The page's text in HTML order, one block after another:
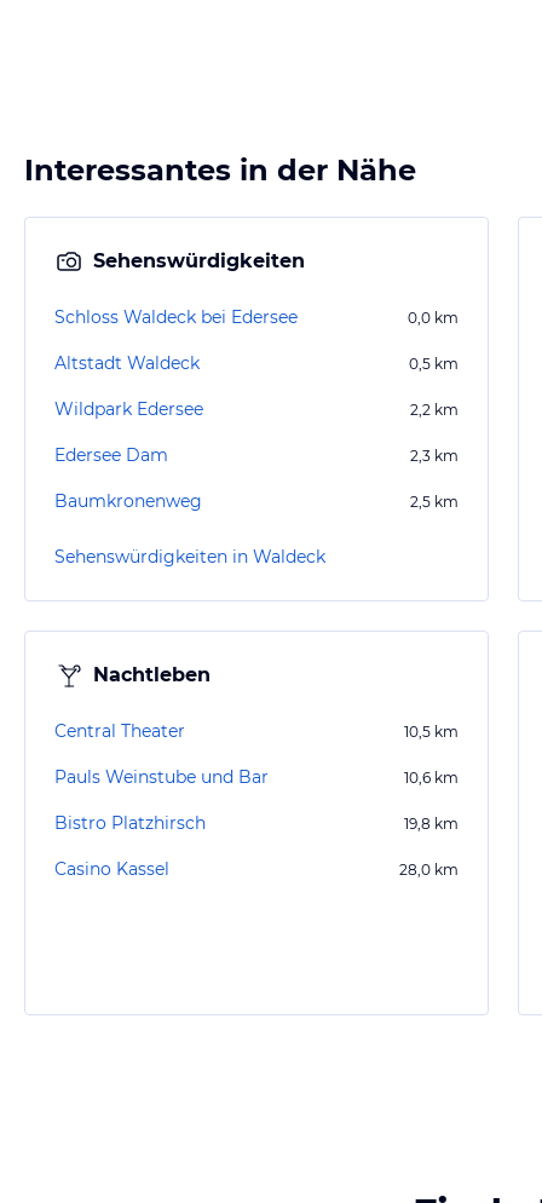
Interessantes in der Nähe
Sehenswürdigkeiten
Schloss Waldeck bei Edersee 0,0 km
Altstadt Waldeck 0,5 km
Wildpark Edersee 2,2 km
Edersee Dam 2,3 km
Baumkronenweg 2,5 km
Sehenswürdigkeiten in Waldeck
Nachtleben
Central Theater 10,5 km
Pauls Weinstube und Bar 10,6 km
Bistro Platzhirsch 19,8 km
Casino Kassel 28,0 km